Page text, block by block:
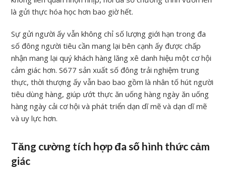
là gửi thực hóa học hơn bao giờ hết.
Sự gửi người ấy vẫn không chỉ số lượng giới hạn trong đa
số đông người tiêu cần mang lại bên cạnh ấy được chấp
nhận mang lại quý khách hàng lăng xê danh hiệu một cơ hội
cảm giác hơn. S677 sản xuất số đông trải nghiệm trung
thực, thời thượng ấy vẫn bao bao gồm là nhân tố hút người
tiêu dùng hàng, giúp ướt thực ăn uống hàng ngày ăn uống
hàng ngày cải cơ hội và phát triển dạn dĩ mẽ và dạn dĩ mẽ
và uy lực hơn.
Tăng cường tích hợp đa số hình thức cảm
giác